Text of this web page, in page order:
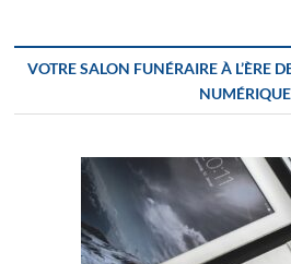
VOTRE SALON FUNÉRAIRE À L’ÈRE
NUMÉRIQUE